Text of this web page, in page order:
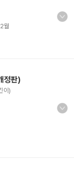
월
정판)
이)